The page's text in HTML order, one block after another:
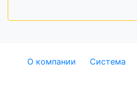
О компании Система